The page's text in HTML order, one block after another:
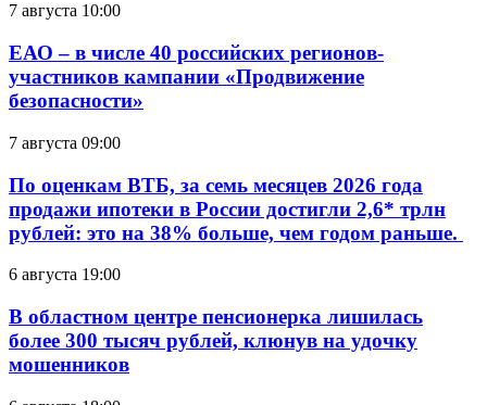
7 августа 10:00
ЕАО – в числе 40 российских регионов-
участников кампании «Продвижение
безопасности»
7 августа 09:00
По оценкам ВТБ, за семь месяцев 2026 года
продажи ипотеки в России достигли 2,6* трлн
рублей: это на 38% больше, чем годом раньше.
6 августа 19:00
В областном центре пенсионерка лишилась
более 300 тысяч рублей, клюнув на удочку
мошенников